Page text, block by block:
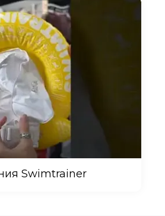
Swimtrainer